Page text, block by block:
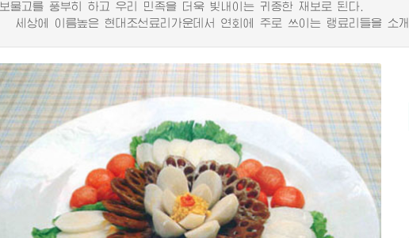
보물고를 풍부히 하고 우리 민족을 더욱 빛내이는 귀중한 재보로 된다.
세상에 이름높은 현대조선료리가운데서 연회에 주로 쓰이는 랭료리들을 소개